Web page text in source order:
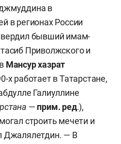
в
в регионах России
бывший имам-
Приволжского и
Мансур хазрат
х работает в Татарстане,
Галиуллине
— прим. ред.),
строить мечети и
Джалялетдин. — В